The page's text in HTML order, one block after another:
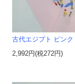
古代エジプト ピンク
2,992円(税272円)